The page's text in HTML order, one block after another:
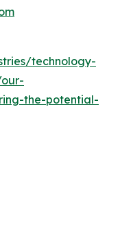
technology-
the-potential-